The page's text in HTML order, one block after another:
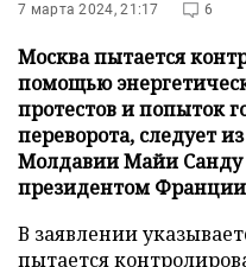
7 марта 2024, 21:17 6
Москва пытается
помощью
протестов и попыток
переворота, следует
Молдавии Майи Санду
президентом
В заявлении
пытается